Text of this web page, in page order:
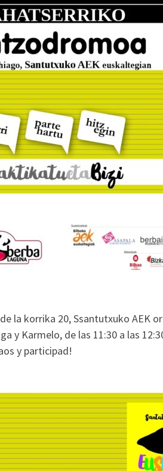
la korrika 20, Ssantutxuko AEK
y Karmelo, de las 11:30 a las
y participad!